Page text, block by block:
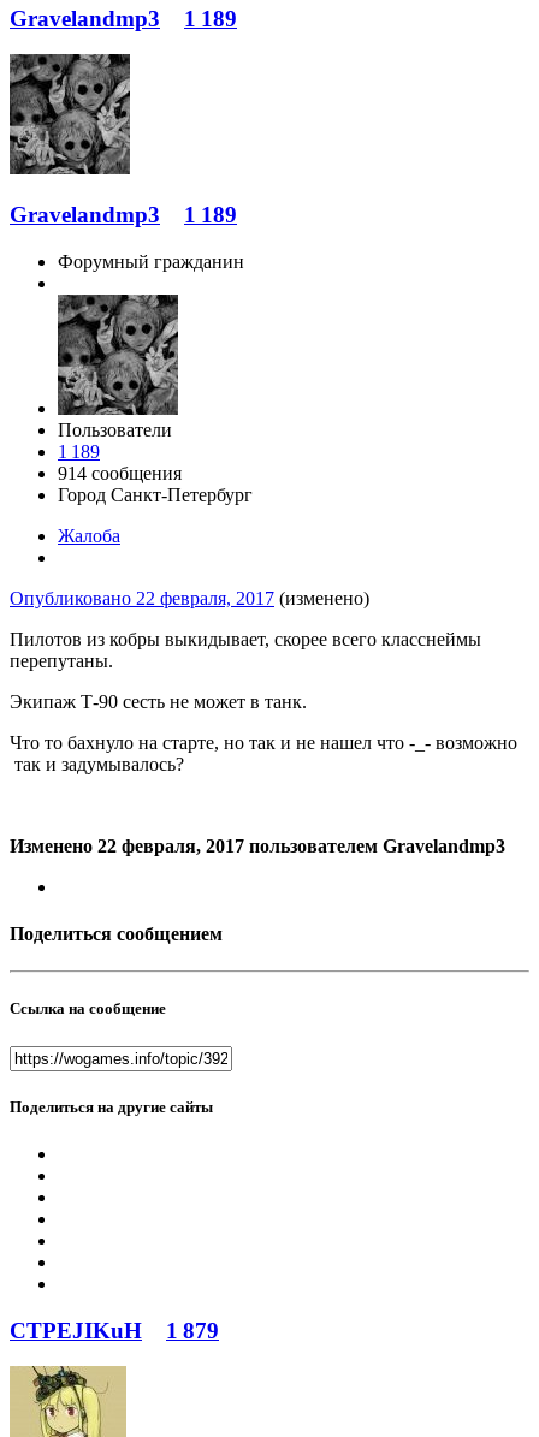
Gravelandmp3 1 189
Gravelandmp3 1 189
Форумный гражданин
Пользователи
1 189
914 сообщения
Город Санкт-Петербург
Жалоба
Опубликовано 22 февраля, 2017 (изменено)
Пилотов из кобры выкидывает, скорее всего класснеймы
перепутаны.
Экипаж Т-90 сесть не может в танк.
Что то бахнуло на старте, но так и не нашел что -_- возможно
так и задумывалось?
Изменено 22 февраля, 2017 пользователем Gravelandmp3
Поделиться сообщением
Ссылка на сообщение
Поделиться на другие сайты
CTPEJIKuH 1 879